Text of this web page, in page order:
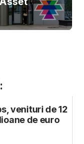
venituri de 12
de euro